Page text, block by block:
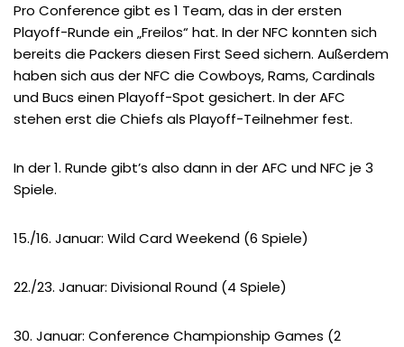
Pro Conference gibt es 1 Team, das in der ersten
Playoff-Runde ein „Freilos“ hat. In der NFC konnten sich
bereits die Packers diesen First Seed sichern. Außerdem
haben sich aus der NFC die Cowboys, Rams, Cardinals
und Bucs einen Playoff-Spot gesichert. In der AFC
stehen erst die Chiefs als Playoff-Teilnehmer fest.
In der 1. Runde gibt’s also dann in der AFC und NFC je 3
Spiele.
15./16. Januar: Wild Card Weekend (6 Spiele)
22./23. Januar: Divisional Round (4 Spiele)
30. Januar: Conference Championship Games (2